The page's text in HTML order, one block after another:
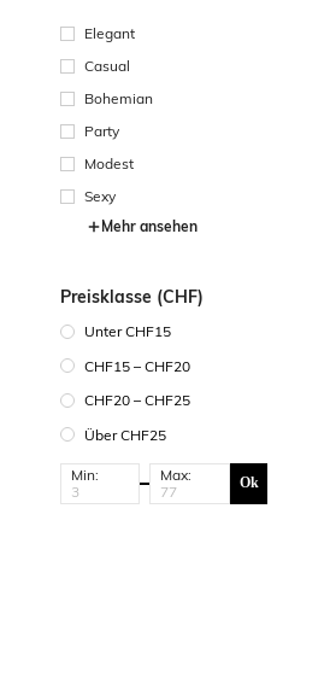
Elegant
Casual
Bohemian
Party
Modest
Sexy
Mehr ansehen
Preisklasse (CHF)
Unter CHF15
CHF15 – CHF20
CHF20 – CHF25
Über CHF25
Min: Max: Ok